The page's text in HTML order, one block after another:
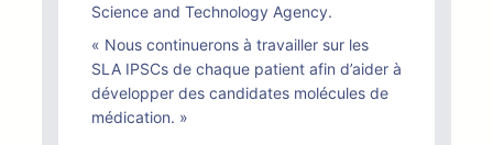
Science and Technology Agency.
« Nous continuerons à travailler sur les
SLA IPSCs de chaque patient afin d’aider à
développer des candidates molécules de
médication. »